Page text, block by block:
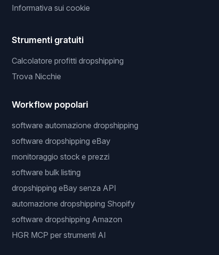
Informativa sui cookie
Strumenti gratuiti
Calcolatore profitti dropshipping
Trova Nicchie
Workflow popolari
software automazione dropshipping
software dropshipping eBay
monitoraggio stock e prezzi
software bulk listing
dropshipping eBay senza API
automazione dropshipping Shopify
software dropshipping Amazon
HGR MCP per strumenti AI